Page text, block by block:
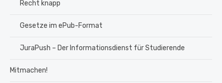
Recht knapp
Gesetze im ePub-Format
JuraPush – Der Informationsdienst für Studierende
Mitmachen!